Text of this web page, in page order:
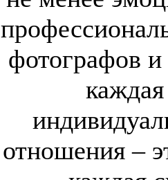
фотографов и
отношения –